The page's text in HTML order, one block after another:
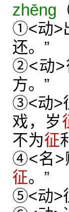
zhēng
①<动>
还。”
②<动>
方。”
③<动>
戏，岁
不为征
④<名>
征。”
⑤<动>